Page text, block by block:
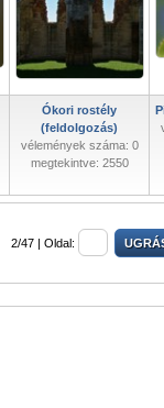
Ókori rostély
(feldolgozás)
vélemények száma: 0
megtekintve: 2550
2/47 | Oldal: